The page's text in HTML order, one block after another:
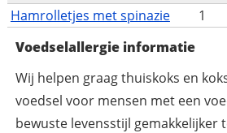
Hamrolletjes met spinazie
1
Voedselallergie informatie
Wij helpen graag thuiskoks en
voedsel voor mensen met een
bewuste levensstijl gemakkelijker